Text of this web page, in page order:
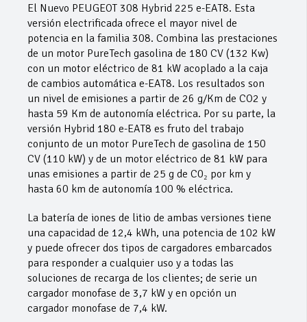
El Nuevo PEUGEOT 308 Hybrid 225 e-EAT8. Esta
versión electrificada ofrece el mayor nivel de
potencia en la familia 308. Combina las prestaciones
de un motor PureTech gasolina de 180 CV (132 Kw)
con un motor eléctrico de 81 kW acoplado a la caja
de cambios automática e-EAT8. Los resultados son
un nivel de emisiones a partir de 26 g/Km de CO2 y
hasta 59 Km de autonomía eléctrica. Por su parte, la
versión Hybrid 180 e-EAT8 es fruto del trabajo
conjunto de un motor PureTech de gasolina de 150
CV (110 kW) y de un motor eléctrico de 81 kW para
unas emisiones a partir de 25 g de C0₂ por km y
hasta 60 km de autonomía 100 % eléctrica.
La batería de iones de litio de ambas versiones tiene
una capacidad de 12,4 kWh, una potencia de 102 kW
y puede ofrecer dos tipos de cargadores embarcados
para responder a cualquier uso y a todas las
soluciones de recarga de los clientes; de serie un
cargador monofase de 3,7 kW y en opción un
cargador monofase de 7,4 kW.